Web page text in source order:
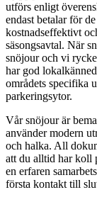
utförs enligt
endast betalar för
kostnadseffektivt
säsongsavtal. När
snöjour och vi
har god
områdets specifika
parkeringsytor.
Vår snöjour är
använder modern
och halka. All
att du alltid har koll
en erfaren
första kontakt till